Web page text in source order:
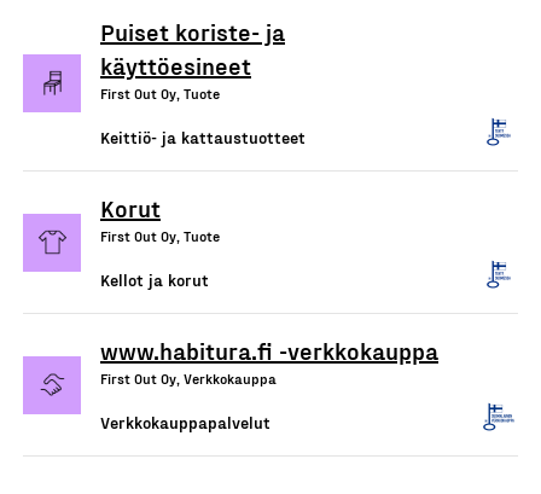
Puiset koriste- ja
käyttöesineet
First Out Oy, Tuote
Keittiö- ja kattaustuotteet
Korut
First Out Oy, Tuote
Kellot ja korut
www.habitura.fi -verkkokauppa
First Out Oy, Verkkokauppa
Verkkokauppapalvelut